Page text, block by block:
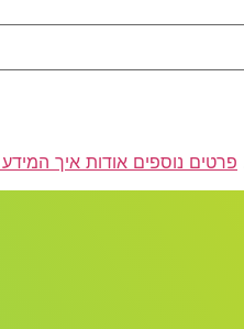
פרטים נוספים אודות איך